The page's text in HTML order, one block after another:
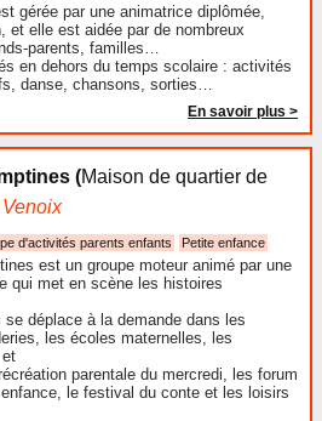
gérée par une animatrice diplômée,
et elle est aidée par de nombreux
parents, familles…
en dehors du temps scolaire : activités
danse, chansons, sorties…
En savoir plus >
(Maison de quartier de
d'activités parents enfants Petite enfance
est un groupe moteur animé par une
qui met en scène les histoires
déplace à la demande dans les
les écoles maternelles, les
parentale du mercredi, les forum
le festival du conte et les loisirs